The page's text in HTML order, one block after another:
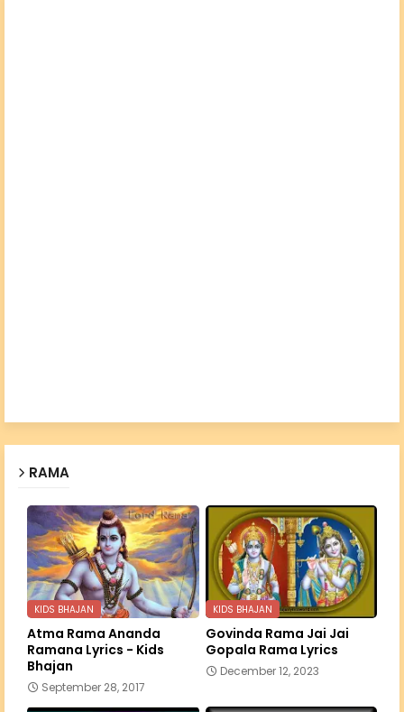
RAMA
KIDS BHAJAN
Atma Rama Ananda
Ramana Lyrics - Kids
Bhajan
September 28, 2017
KIDS BHAJAN
Govinda Rama Jai Jai
Gopala Rama Lyrics
December 12, 2023